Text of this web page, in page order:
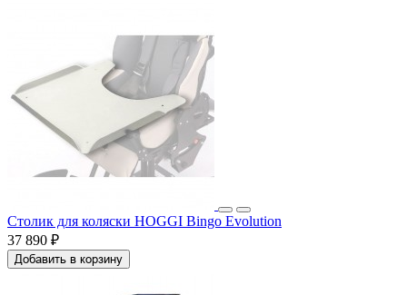
Столик для коляски HOGGI Bingo Evolution
37 890 ₽
Добавить в корзину